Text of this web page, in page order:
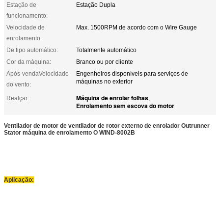
Estação de
funcionamento:
Estação Dupla
Velocidade de
enrolamento:
Max. 1500RPM de acordo com o Wire Gauge
De tipo automático:
Totalmente automático
Cor da máquina:
Branco ou por cliente
Após-vendaVelocidade
do vento:
Engenheiros disponíveis para serviços de
máquinas no exterior
Realçar: Máquina de enrolar folhas,
Enrolamento sem escova do motor
Ventilador de motor de ventilador de rotor externo de enrolador Outrunner
Stator máquina de enrolamento O WIND-8002B
Aplicação: